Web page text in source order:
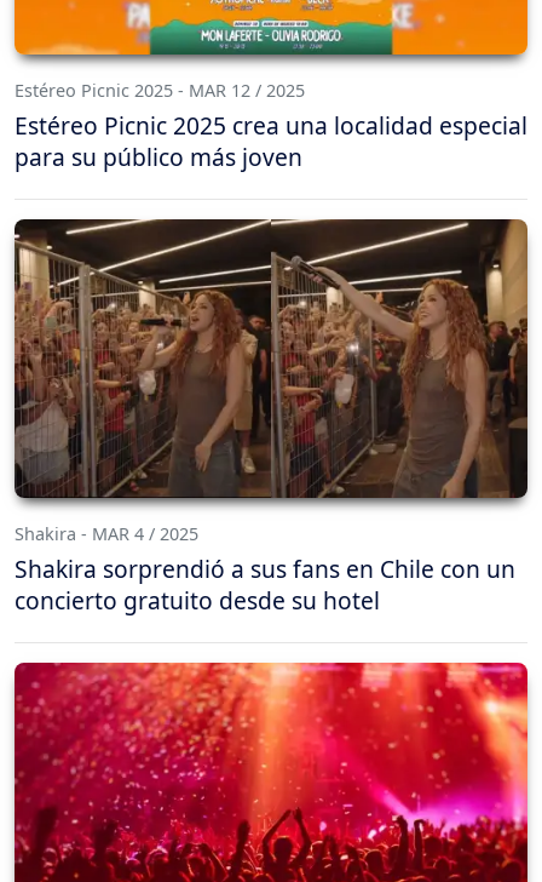
Estéreo Picnic 2025 - MAR 12 / 2025
Estéreo Picnic 2025 crea una localidad especial
para su público más joven
Shakira - MAR 4 / 2025
Shakira sorprendió a sus fans en Chile con un
concierto gratuito desde su hotel